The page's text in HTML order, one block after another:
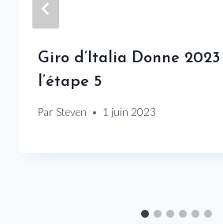
Giro d’Italia Donne
l’étape 5
Par Steven 1 juin 2023